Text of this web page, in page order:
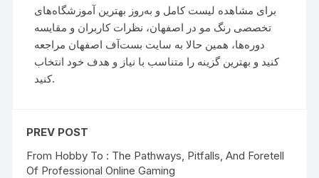
برای مشاهده لیست کامل و به‌روز بهترین آموزشگاه‌های
تخصصی رنگ مو در اصفهان، نظرات کاربران و مقایسه
دوره‌ها، همین حالا به سایت بست‌آف اصفهان مراجعه
کنید و بهترین گزینه را متناسب با نیاز و هدف خود انتخاب
کنید.
PREV POST
From Hobby To : The Pathways, Pitfalls, And Foretell
Of Professional Online Gaming